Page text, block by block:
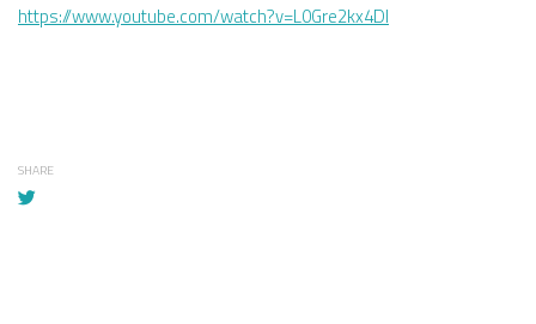
https://www.youtube.com/watch?v=L0Gre2kx4DI
SHARE